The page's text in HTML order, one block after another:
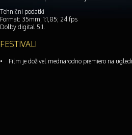
Tehnični podatki
Format: 35mm; 1:1,85; 24 fps
Dolby digital 5.1.
FESTIVALI
• Film je doživel mednarodno premiero na